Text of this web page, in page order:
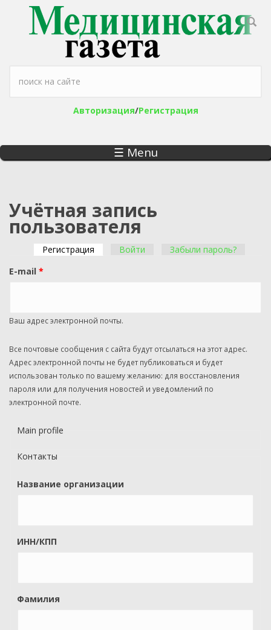
Перейти к основному содержанию
Форма поиска
Авторизация/Регистрация
☰ Menu
Учётная запись
пользователя
Главные вкладки
Регистрация (активная вкладка)
Войти
Забыли пароль?
E-mail *
Ваш адрес электронной почты.
Все почтовые сообщения с сайта будут отсылаться на этот адрес.
Адрес электронной почты не будет публиковаться и будет
использован только по вашему желанию: для восстановления
пароля или для получения новостей и уведомлений по
электронной почте.
Main profile
Контакты
Название организации
ИНН/КПП
Фамилия